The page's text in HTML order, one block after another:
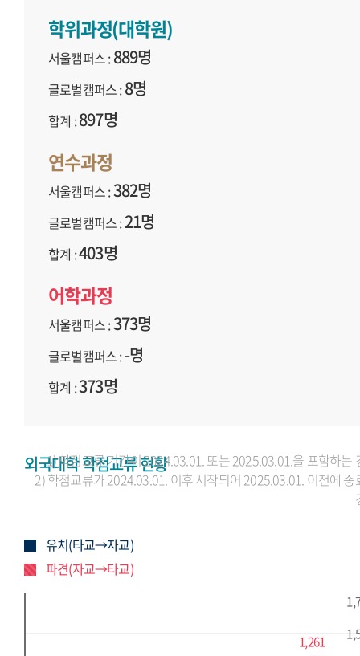
학위과정(대학원)
서울캠퍼스 :889명
글로벌캠퍼스 :8명
합계 :897명
연수과정
서울캠퍼스 :382명
글로벌캠퍼스 :21명
합계 :403명
어학과정
서울캠퍼스 :373명
글로벌캠퍼스 :-명
합계 :373명
외국대학 학점교류 현황
1) 학점교류 기간이 2024.03.01. 또는 2025.03.01.을 포함하는
2) 학점교류가 2024.03.01. 이후 시작되어 2025.03.01. 이전에 종
유치(타교→자교)
파견(자교→타교)
1,261